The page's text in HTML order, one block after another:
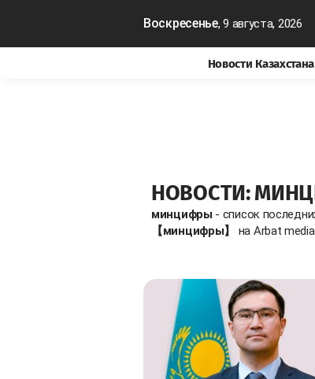
Воскресенье, 9 августа, 2026
Новости Казахстана
НОВОСТИ:
минцифры- список
【минцифры】
на Arbat media